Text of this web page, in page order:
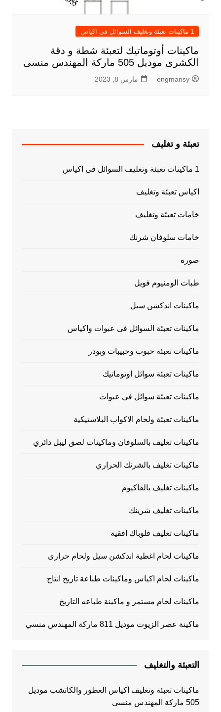
1 ماكينات تعبئة وتغليف السوائل فى اكياس
ماكينات أوتوماتيك لتعبئة شطة و دقة
الكشرى موديل 505 ماركة المهندس منسى
engmansy مارس 8, 2023
تعبئة و تغليف
1 ماكينات تعبئة وتغليف السوائل فى اكياس
اكياس تعبئة وتغليف
خامات تعبئة وتغليف
خامات سلوفان شرنك
صوره
طبات الومنيوم فويل
ماكينات اندكشن سيل
ماكينات تعبئة السوائل فى عبوات واكياس
ماكينات تعبئة حبوب وحبيبات وبودر
ماكينات تعبئة سوائل اوتوماتيك
ماكينات تعبئة سوائل فى عبوات
ماكينات تعبئة ولحام الاكواب البلاستيكية
ماكينات تغليف بالسلوفان وماكينات لصق ليبل دائري
ماكينات تغليف بالشرنك الحراري
ماكينات تغليف بالفاكيوم
ماكينات تغليف شرينك
ماكينات تغليف فلوباك افقية
ماكينات لحام اغطية اندكشن سيل ولحام حرارى
ماكينات لحام اكياس وماكينات طباعة تاريخ انتاج
ماكينات لحام مستمر و ماكينة طباعه التاريخ
ماكينة عصر الزيوت موديل 811 ماركة المهندس منسي
التعبئة والتغليف
ماكينات تعبئة وتغليف أكياس العطور والكاتشب موديل
505 ماركة المهندس منسى